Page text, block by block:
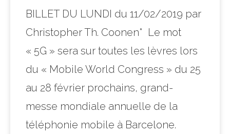
BILLET DU LUNDI du 11/02/2019 par
Christopher Th. Coonen* Le mot
« 5G » sera sur toutes les lèvres lors
du « Mobile World Congress » du 25
au 28 février prochains, grand-
messe mondiale annuelle de la
téléphonie mobile à Barcelone.